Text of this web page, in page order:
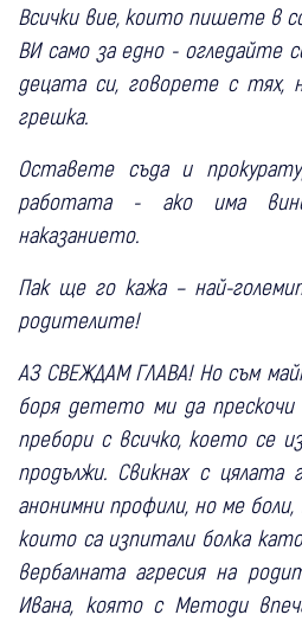
Всички вие, които пишете в
ВИ само за едно - огледайте
децата си, говорете с тях,
грешка.
Оставете съда и
работата - ако има
наказанието.
Пак ще го кажа – най-
родителите!
АЗ СВЕЖДАМ ГЛАВА! Но съм
боря детето ми да
пребори с всичко, което се
продължи. Свикнах с
анонимни профили, но ме
които са изпитали болка
вербалната агресия на
Ивана, която с Методи